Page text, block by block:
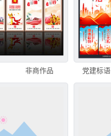
非商作品 党建标语